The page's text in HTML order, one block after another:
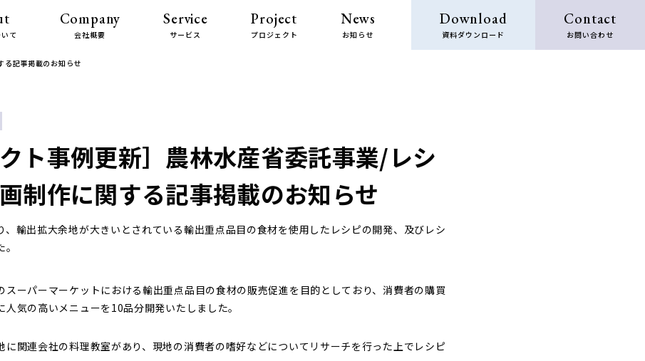
て
Company
会社概要
Service
サービス
Project
プロジェクト
News
お知らせ
Download
資料ダウンロード
Contact
お問い合わせ
る記事掲載のお知らせ
クト事例更新］農林水産省委託事業/レシ
制作に関する記事掲載のお知らせ
、輸出拡大余地が大きいとされている輸出重点品目の食材を使用したレシピの開発、及びレシ
スーパーマーケットにおける輸出重点品目の食材の販売促進を目的としており、消費者の購買
気の高いメニューを10品分開発いたしました。
に関連会社の料理教室があり、現地の消費者の嗜好などについてリサーチを行った上でレシピ